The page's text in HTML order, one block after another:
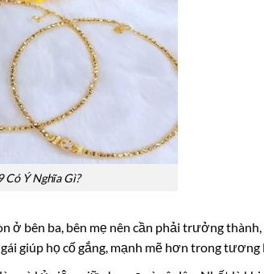
Có Ý Nghĩa Gì?
ở bên ba, bên mẹ nên cần phải trưởng thành,
giúp họ cố gắng, mạnh mẽ hơn trong tương